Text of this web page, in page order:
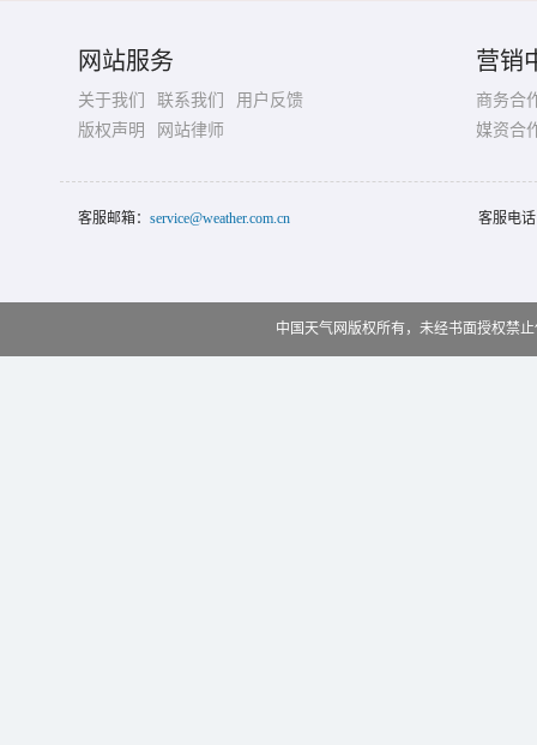
网站服务
关于我们 联系我们
用户反馈
版权声明
网站律师
营销
商务合
媒资合
客服邮箱： service@weather.com.cn 客服电
中国天气网版权所有，未经书面授权